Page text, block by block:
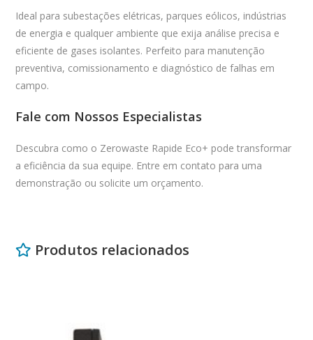
Ideal para subestações elétricas, parques eólicos, indústrias
de energia e qualquer ambiente que exija análise precisa e
eficiente de gases isolantes. Perfeito para manutenção
preventiva, comissionamento e diagnóstico de falhas em
campo.
Fale com Nossos Especialistas
Descubra como o Zerowaste Rapide Eco+ pode transformar
a eficiência da sua equipe. Entre em contato para uma
demonstração ou solicite um orçamento.
Produtos relacionados